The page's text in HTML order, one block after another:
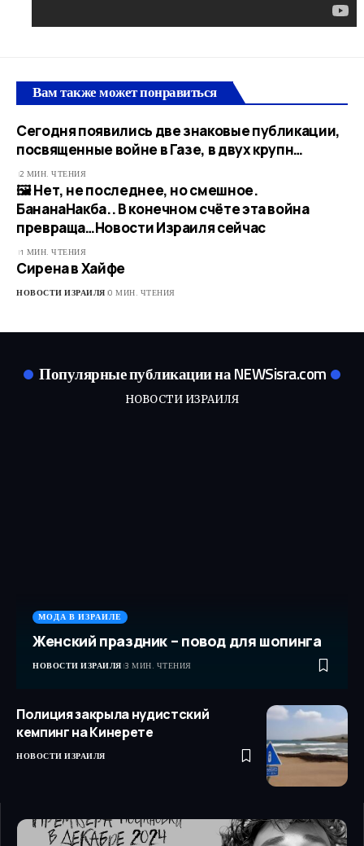
Вам также может понравиться
Сегодня появились две знаковые публикации,
посвященные войне в Газе, в двух крупн…
2 МИН. ЧТЕНИЯ
🖼 Нет, не последнее, но смешное.
БананаНакба.. В конечном счёте эта война
превраща…​Новости Израиля сейчас
1 МИН. ЧТЕНИЯ
Сирена в Хайфе
НОВОСТИ ИЗРАИЛЯ 0 МИН. ЧТЕНИЯ
Популярные публикации на NEWSisra.com
НОВОСТИ ИЗРАИЛЯ
МОДА В ИЗРАИЛЕ
Женский праздник – повод для шопинга
НОВОСТИ ИЗРАИЛЯ 3 МИН. ЧТЕНИЯ
Полиция закрыла нудистский
кемпинг на Кинерете
НОВОСТИ ИЗРАИЛЯ